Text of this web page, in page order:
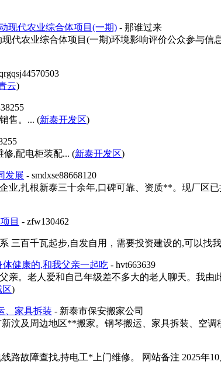
现代农业综合体项目(一期) - 那谁过来
代农业综合体项目(一期)环境影响评价公众参与
云)
售。... (新泰开发区)
,配电柜装配... (新泰开发区)
发展 - smdxse88668120
业,扎根新泰三十余年,口碑可靠、资质**。现厂区
目 - zfw130462
三百千瓦起步,自发自用，需要投资建设的,可以找
健康的,和我父亲一起吃 - hvt663639
亲。老人爱和自己年级差不多大的老人聊天。我
区)
、家具拆装 - 新泰市保安搬家公司
汶及周边地区**搬家。钢琴搬运、家具拆装、空调
路故障查找,持电工*上门维修。 网站备注 2025年